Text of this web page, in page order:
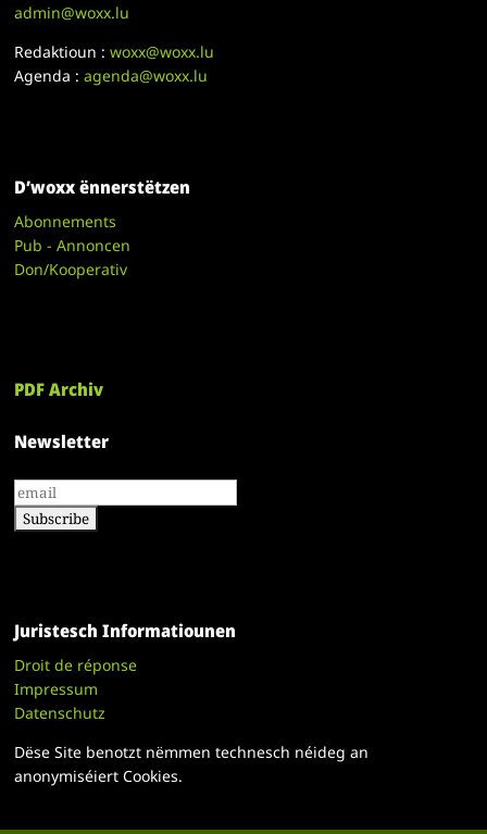
admin@woxx.lu
Redaktioun :woxx@woxx.lu
Agenda :agenda@woxx.lu
D’woxx ënnerstëtzen
Abonnements
Pub - Annoncen
Don/Kooperativ
PDF Archiv
Newsletter
Juristesch Informatiounen
Droit de réponse
Impressum
Datenschutz
Dëse Site benotzt nëmmen technesch néideg an
anonymiséiert Cookies.